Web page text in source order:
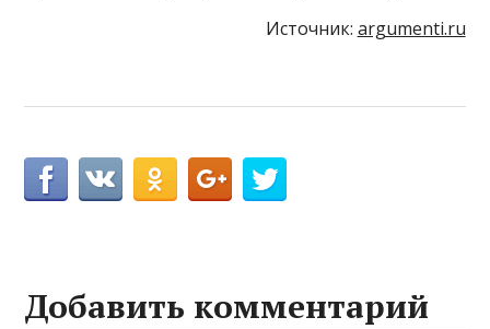
Источник: argumenti.ru
Добавить комментарий